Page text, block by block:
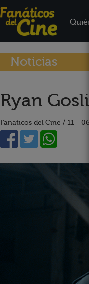
Noticias
Ryan
Fanaticos del Cine / 11 - 06